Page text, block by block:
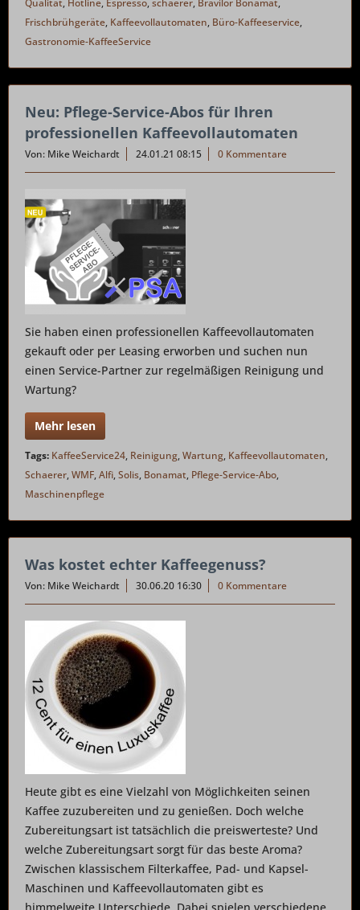
Qualität, Hotline, Espresso,schaerer, Bravilor Bonamat,
Frischbrühgeräte, Kaffeevollautomaten, Büro-Kaffeeservice,
Gastronomie-KaffeeService
Neu: Pflege-Service-Abos für Ihren
professionellen Kaffeevollautomaten
Von: Mike Weichardt 24.01.21 08:15 0 Kommentare
Sie haben einen professionellen Kaffeevollautomaten
gekauft oder per Leasing erworben und suchen nun
einen Service-Partner zur regelmäßigen Reinigung und
Wartung?
Mehr lesen
Tags: KaffeeService24, Reinigung,Wartung, Kaffeevollautomaten,
Schaerer,WMF,Alfi,Solis, Bonamat, Pflege-Service-Abo,
Maschinenpflege
Was kostet echter Kaffeegenuss?
Von: Mike Weichardt 30.06.20 16:30 0 Kommentare
Heute gibt es eine Vielzahl von Möglichkeiten seinen
Kaffee zuzubereiten und zu genießen. Doch welche
Zubereitungsart ist tatsächlich die preiswerteste? Und
welche Zubereitungsart sorgt für das beste Aroma?
Zwischen klassischem Filterkaffee, Pad- und Kapsel-
Maschinen und Kaffeevollautomaten gibt es